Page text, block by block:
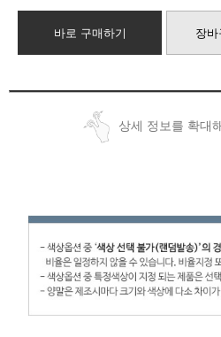
바로 구매하기 장바
상세 정보를 확대